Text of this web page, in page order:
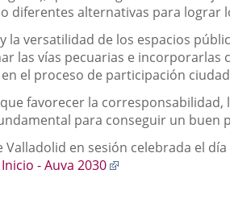
diferentes alternativas para lograr
la versatilidad de los espacios
las vías pecuarias e
el proceso de participación
favorecer la
para conseguir un buen
en sesión celebrada el
Inicio - Auva 2030
Enlace